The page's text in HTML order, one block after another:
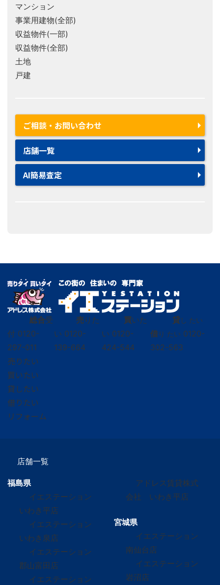
マンション
事業用建物(全部)
収益物件(一部)
収益物件(全部)
土地
戸建
ご相談・お問い合わせ
店舗一覧
AI簡易査定
総合受
付 0120-
297-011
売りた
い 0120-
139-664
買いた
い 0120-
424-544
貸し たい
借り たい 0120-
302-563
売りたい
買いたい
貸したい
借りたい
リフォーム
店舗一覧
福島県
イエステーション
いわき平店
イエステーション
いわき泉店
イエステーション
郡山富田店
イエステーション
アドレス賃貸株式
会社 いわき平店
宮城県
イエステーション
南仙台店
イエステーション
岩沼店